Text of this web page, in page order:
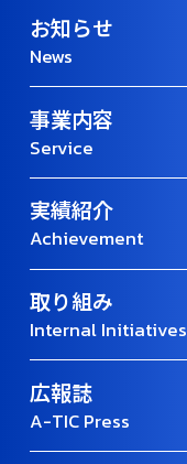
お知らせ
News
事業内容
Service
実績紹介
Achievement
取り組み
Internal Initiatives
広報誌
A-TIC Press